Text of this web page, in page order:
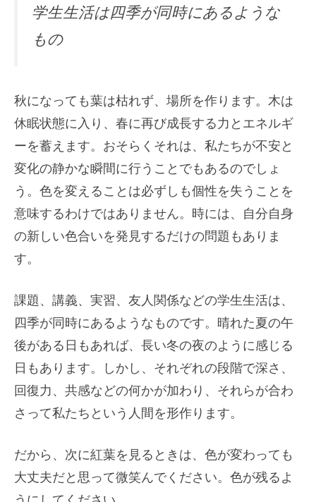
学生生活は四季が同時にあるような
もの
秋になっても葉は枯れず、場所を作ります。木は
休眠状態に入り、春に再び成長する力とエネルギ
ーを蓄えます。おそらくそれは、私たちが不安と
変化の静かな瞬間に行うことでもあるのでしょ
う。色を変えることは必ずしも個性を失うことを
意味するわけではありません。時には、自分自身
の新しい色合いを発見するだけの問題もありま
す。
課題、講義、実習、友人関係などの学生生活は、
四季が同時にあるようなものです。晴れた夏の午
後がある日もあれば、長い冬の夜のように感じる
日もあります。しかし、それぞれの段階で深さ、
回復力、共感などの何かが加わり、それらが合わ
さって私たちという人間を形作ります。
だから、次に紅葉を見るときは、色が変わっても
大丈夫だと思って微笑んでください。色が残るよ